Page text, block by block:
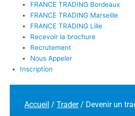
FRANCE TRADING Bordeaux
FRANCE TRADING Marseille
FRANCE TRADING Lille
Recevoir la brochure
Recrutement
Nous Appeler
Inscription
Accueil /Trader/ Devenir un